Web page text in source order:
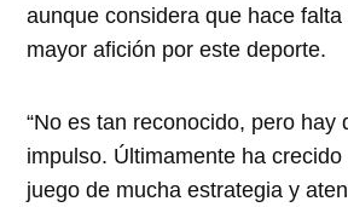
aunque considera que hace
mayor afición por este deporte.
“No es tan reconocido, pero hay
impulso. Últimamente ha
juego de mucha estrategia y